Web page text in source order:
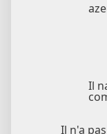
Il
Il n'a